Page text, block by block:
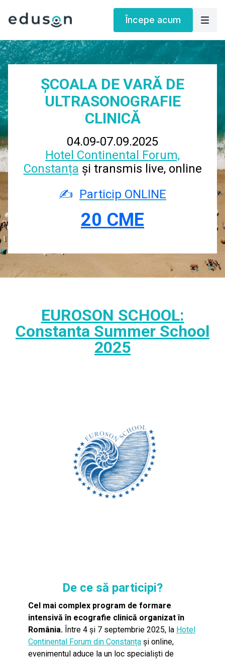
Începe acum
ȘCOALA DE VARĂ DE
ULTRASONOGRAFIE
CLINICĂ
04.09-07.09.2025
Hotel Continental Forum,
Constanța și transmis live, online
✍️ Particip ONLINE
20 CME
EUROSON SCHOOL:
Constanta Summer School
2025
De ce să participi?
Cel mai complex program de formare
intensivă în ecografie clinică organizat în
România. Între 4 și 7 septembrie 2025, la Hotel
Continental Forum din Constanța și online,
evenimentul aduce la un loc specialiști de